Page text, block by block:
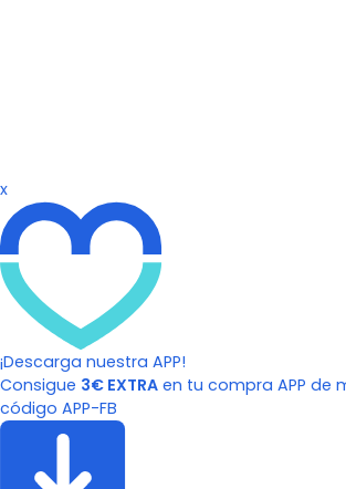
x
¡Descarga nuestra APP!
Consigue 3€ EXTRA en tu compra APP de
código APP-FB